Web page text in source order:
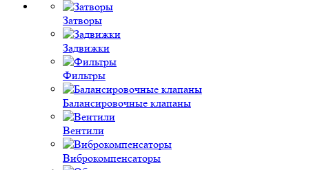
Затворы
Задвижки
Фильтры
Балансировочные клапаны
Вентили
Виброкомпенсаторы